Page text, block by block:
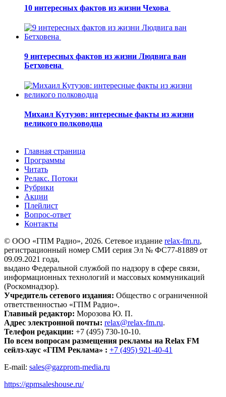
10 интересных фактов из жизни Чехова
9 интересных фактов из жизни Людвига ван
Бетховена
Михаил Кутузов: интересные факты из жизни
великого полководца
Главная страница
Программы
Читать
Релакс. Потоки
Рубрики
Акции
Плейлист
Вопрос-ответ
Контакты
© ООО «ГПМ Радио», 2026. Сетевое издание relax-fm.ru,
регистрационный номер СМИ серия Эл № ФС77-81889 от
09.09.2021 года,
выдано Федеральной службой по надзору в сфере связи,
информационных технологий и массовых коммуникаций
(Роскомнадзор).
Учредитель сетевого издания: Общество с ограниченной
ответственностью «ГПМ Радио».
Главный редактор: Морозова Ю. П.
Адрес электронной почты: relax@relax-fm.ru.
Телефон редакции: +7 (495) 730-10-10.
По всем вопросам размещения рекламы на Relax FM
сейлз-хаус «ГПМ Реклама» : +7 (495) 921-40-41
E-mail: sales@gazprom-media.ru
https://gpmsaleshouse.ru/